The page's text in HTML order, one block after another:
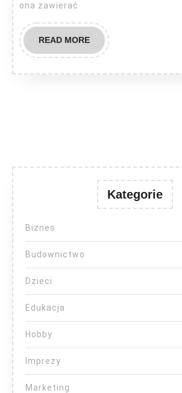
ona zawierać
READ MOREREAD
MORE
Kategorie
Biznes
Budownictwo
Dzieci
Edukacja
Hobby
Imprezy
Marketing